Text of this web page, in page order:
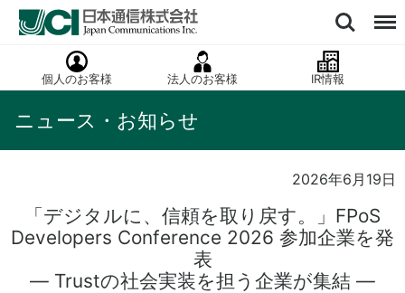
個人のお客様 法人のお客様 IR情報
ニュース・お知らせ
2026年6月19日
「デジタルに、信頼を取り戻す。」FPoS
Developers Conference 2026 参加企業を発
表
― Trustの社会実装を担う企業が集結 ―